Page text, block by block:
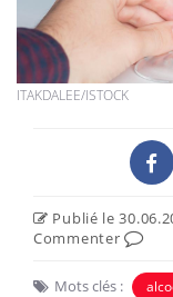
ITAKDALEE/ISTOCK
Publié le
Commenter
Mots clés :